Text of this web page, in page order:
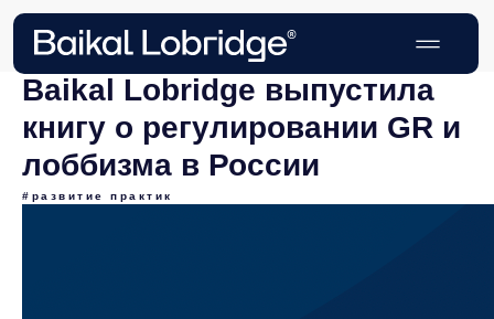
Baikal Lobridge выпустила
книгу о регулировании GR и
лоббизма в России
#развитие практик